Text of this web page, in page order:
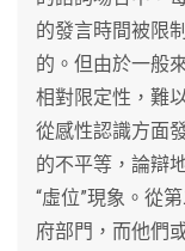
的發言時間被限
的。但由於一般
相對限定性，難
從感性認識方面
的不平等，論辯
“虛位”現象。從
府部門，而他們